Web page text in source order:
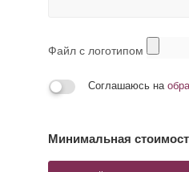
Файл с логотипом
Соглашаюсь на
Минимальная